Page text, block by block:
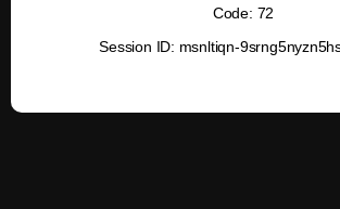
Code: 72
Session ID: msnltiqn-